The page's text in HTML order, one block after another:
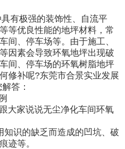
极强的装饰性、自流平
等优良性能的地坪材料，常
间、停车场等。由于施工、
因素会导致环氧地坪出现破
间、停车场的环氧树脂地坪
修补呢?东莞市合景实业发展
答：
大家说说无尘净化车间环氧
识的缺乏而造成的凹坑、破
迹等。